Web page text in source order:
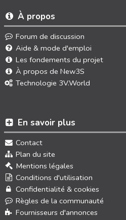
En savoir plus
Contact
Plan du site
Mentions légales
Conditions d'utilisation
Confidentialité & cookies
Règles de la communauté
Fournisseurs d'annonces
À propos
Forum de discussion
Aide & mode d'emploi
Les fondements du projet
À propos de New3S
Technologie 3V.World